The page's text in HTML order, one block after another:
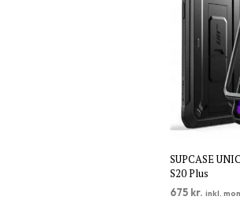
SUPCASE
S20 Plus
675 kr. inkl.